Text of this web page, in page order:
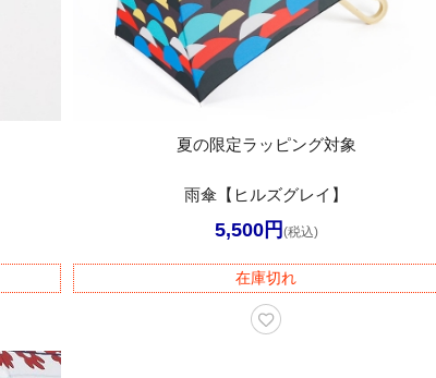
夏の限定ラッピング対象
雨傘【ヒルズグレイ】
5,500円 (税込)
在庫切れ